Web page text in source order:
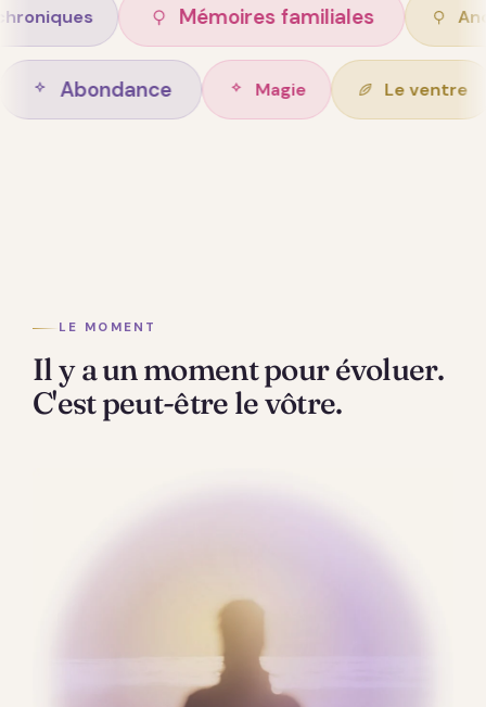
Mémoires familiales Ancêtres
vie Abondance Magie
LE MOMENT
Il y a un moment pour évoluer.
C'est peut-être le vôtre.